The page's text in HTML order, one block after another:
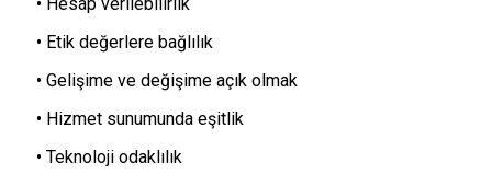
• Etik değerlere bağlılık
• Gelişime ve değişime açık olmak
• Hizmet sunumunda eşitlik
• Teknoloji odaklılık